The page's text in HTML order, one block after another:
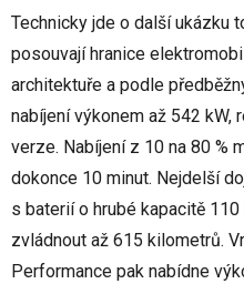
Technicky jde o další ukázku
posouvají hranice
architektuře a podle
nabíjení výkonem až 542
verze. Nabíjení z 10 na 80 %
dokonce 10 minut. Nejdelší
s baterií o hrubé kapacitě
zvládnout až 615 kilometrů.
Performance pak nabídne